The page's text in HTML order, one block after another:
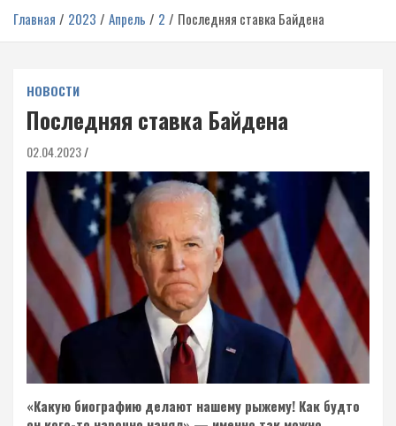
Главная 2023 Апрель 2 Последняя ставка Байдена
НОВОСТИ
Последняя ставка Байдена
02.04.2023
«Какую биографию делают нашему рыжему! Как будто